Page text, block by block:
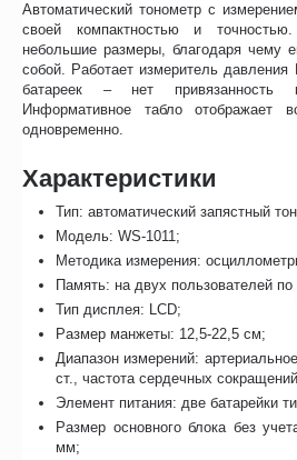
Автоматический тонометр с
своей компактностью и
небольшие размеры, благодаря чему
собой. Работает измеритель давления
батареек – нет привязанность
Информативное табло отображает
одновременно.
Характеристики
Тип: автоматический запястный
Модель: WS-1011;
Методика измерения:
Память: на двух пользователей по
Тип дисплея: LCD;
Размер манжеты: 12,5-22,5 см;
Диапазон измерений:
ст., частота сердечных
Элемент питания: две батарейки
Размер основного блока без
мм;